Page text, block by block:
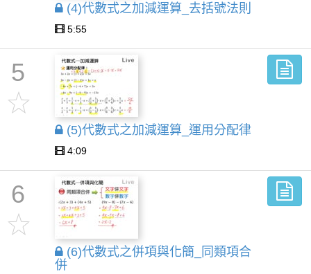
(4)代數式之加減運算_去括號法則
5:55
5
(5)代數式之加減運算_運用分配律
4:09
6
(6)代數式之併項與化簡_同類項合
併